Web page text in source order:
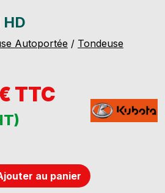
HD
Autoportée / Tondeuse
TTC
au panier